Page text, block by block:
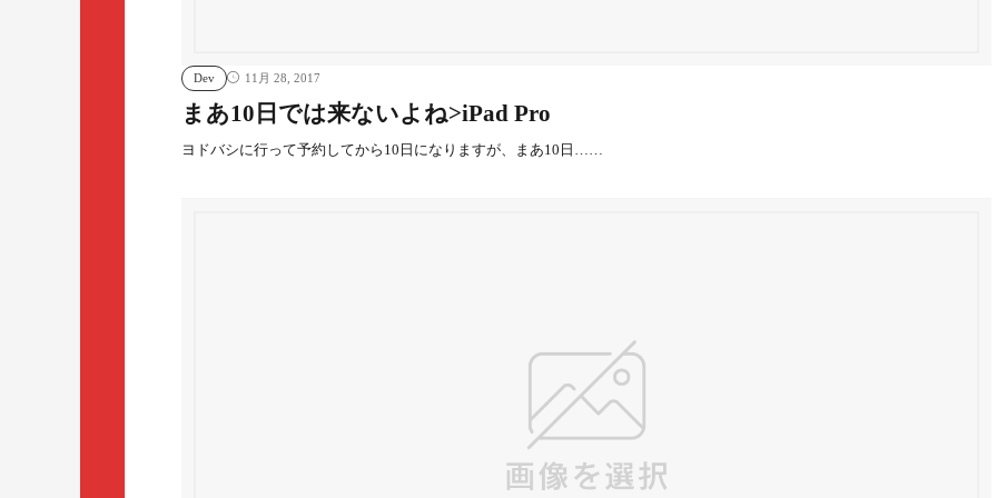
Dev 11月 28, 2017
まあ10日では来ないよね>iPad Pro
ヨドバシに行って予約してから10日になりますが、まあ10日……